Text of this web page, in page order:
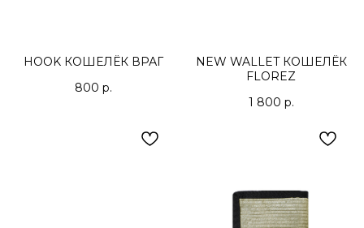
HOOK КОШЕЛЁК ВРАГ
800 р.
NEW WALLET КОШЕЛЁК
FLOREZ
1 800 р.